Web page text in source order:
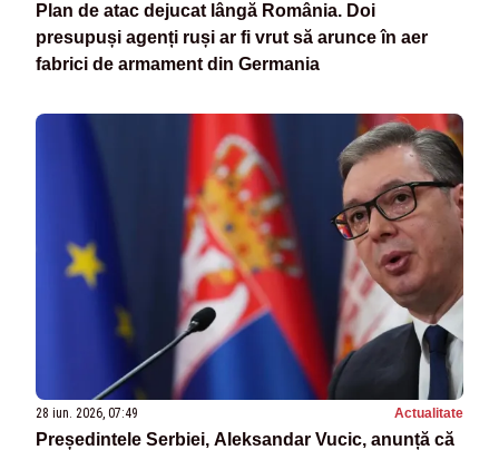
Plan de atac dejucat lângă România. Doi
presupuși agenți ruși ar fi vrut să arunce în aer
fabrici de armament din Germania
28 iun. 2026, 07:49 Actualitate
Președintele Serbiei, Aleksandar Vucic, anunță că